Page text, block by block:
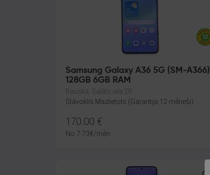
Samsung Galaxy A36 5G (SM-A366)
128GB 6GB RAM
Bauska, Salātu iela 29
Stāvoklis Mazlietots (Garantija 12 mēneši)
170.00 €
No 7.73€/mēn.